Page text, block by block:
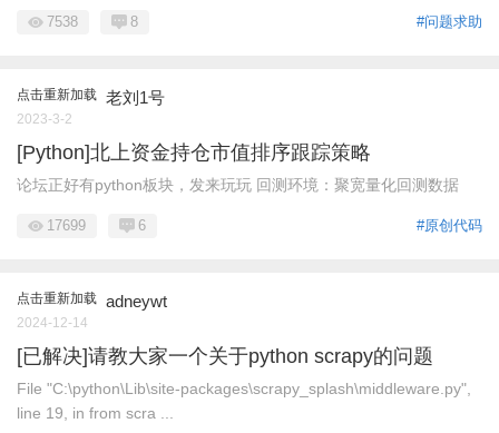
#问题求助
7538 8
点击重新加载 老刘1号
2023-3-2
[Python]北上资金持仓市值排序跟踪策略
论坛正好有python板块，发来玩玩 回测环境：聚宽量化回测数据
#原创代码
17699 6
点击重新加载 adneywt
2024-12-14
[已解决]请教大家一个关于python scrapy的问题
File "C:\python\Lib\site-packages\scrapy_splash\middleware.py",
line 19, in from scra ...